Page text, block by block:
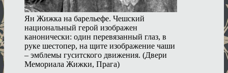
Ян Жижка на барельефе. Чешский
национальный герой изображен
канонически: один перевязанный глаз, в
руке шестопер, на щите изображение чаши
– эмблемы гуситского движения. (Двери
Мемориала Жижки, Прага)